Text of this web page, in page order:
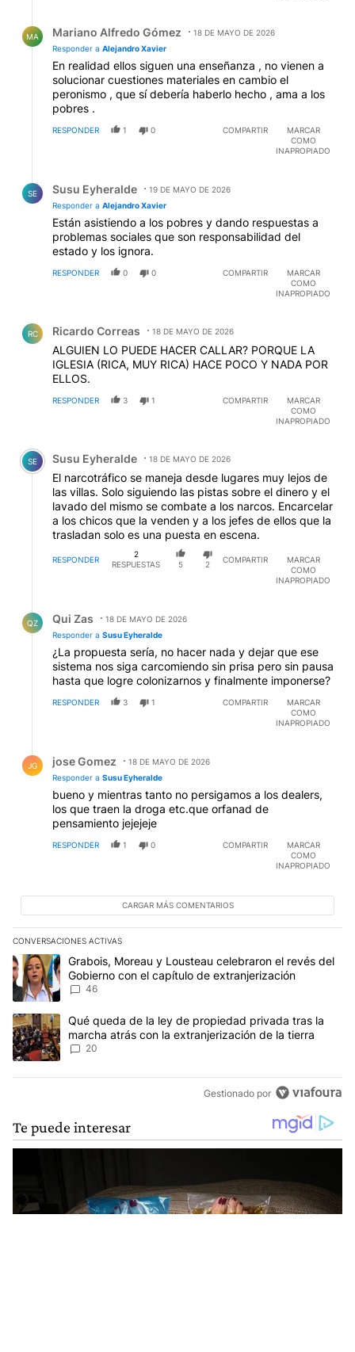
MA Mariano Alfredo Gómez
18 DE MAYO DE 2026
Responder a Alejandro Xavier
En realidad ellos siguen una enseñanza , no vienen a
solucionar cuestiones materiales en cambio el
peronismo , que sí debería haberlo hecho , ama a los
pobres .
RESPONDER 1 0 COMPARTIR
MARCAR
COMO
INAPROPIADO
SE Susu Eyheralde
19 DE MAYO DE 2026
Responder a Alejandro Xavier
Están asistiendo a los pobres y dando respuestas a
problemas sociales que son responsabilidad del
estado y los ignora.
RESPONDER 0 0 COMPARTIR
MARCAR
COMO
INAPROPIADO
RC Ricardo Correas 18 DE MAYO DE 2026
ALGUIEN LO PUEDE HACER CALLAR? PORQUE LA
IGLESIA (RICA, MUY RICA) HACE POCO Y NADA POR
ELLOS.
RESPONDER 3 1 COMPARTIR
MARCAR
COMO
INAPROPIADO
Comentario de Susu Eyheralde.
SE Susu Eyheralde 18 DE MAYO DE 2026
El narcotráfico se maneja desde lugares muy lejos de
las villas. Solo siguiendo las pistas sobre el dinero y el
lavado del mismo se combate a los narcos. Encarcelar
a los chicos que la venden y a los jefes de ellos que la
trasladan solo es una puesta en escena.
RESPONDER
2
RESPUESTAS
5 2
COMPARTIR
MARCAR
COMO
INAPROPIADO
QZ Qui Zas
18 DE MAYO DE 2026
Responder a Susu Eyheralde
¿La propuesta sería, no hacer nada y dejar que ese
sistema nos siga carcomiendo sin prisa pero sin pausa
hasta que logre colonizarnos y finalmente imponerse?
RESPONDER 3 1 COMPARTIR
MARCAR
COMO
INAPROPIADO
JG jose Gomez
18 DE MAYO DE 2026
Responder a Susu Eyheralde
bueno y mientras tanto no persigamos a los dealers,
los que traen la droga etc.que orfanad de
pensamiento jejejeje
RESPONDER 1 0 COMPARTIR
MARCAR
COMO
INAPROPIADO
CARGAR MÁS COMENTARIOS
CONVERSACIONES ACTIVAS
Este listado muestra los artículos con más comentarios en los
Un artículo de tendencia con el título "Grabois, Moreau y
Grabois, Moreau y Lousteau celebraron el revés del
Gobierno con el capítulo de extranjerización
46
Un artículo de tendencia con el título "Qué queda de la ley de
Qué queda de la ley de propiedad privada tras la
marcha atrás con la extranjerización de la tierra
20
Gestionado por